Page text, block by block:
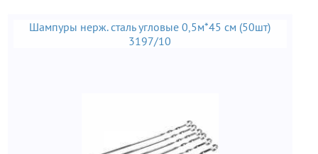
Шампуры нерж. сталь угловые 0,5м*45 см (50шт)
3197/10